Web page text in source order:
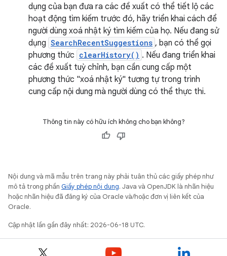
dụng của bạn đưa ra các đề xuất có thể tiết lộ các
hoạt động tìm kiếm trước đó, hãy triển khai cách để
người dùng xoá nhật ký tìm kiếm của họ. Nếu đang sử
dụng SearchRecentSuggestions , bạn có thể gọi
phương thức clearHistory() . Nếu đang triển khai
các đề xuất tuỳ chỉnh, bạn cần cung cấp một
phương thức "xoá nhật ký" tương tự trong trình
cung cấp nội dung mà người dùng có thể thực thi.
Thông tin này có hữu ích không cho bạn không?
Nội dung và mã mẫu trên trang này phải tuân thủ các giấy phép như
mô tả trong phần Giấy phép nội dung. Java và OpenJDK là nhãn hiệu
hoặc nhãn hiệu đã đăng ký của Oracle và/hoặc đơn vị liên kết của
Oracle.
Cập nhật lần gần đây nhất: 2026-06-18 UTC.